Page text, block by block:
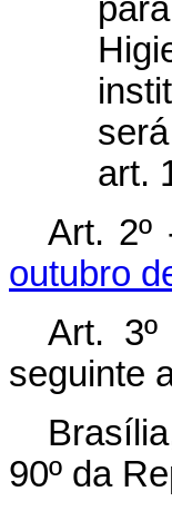
art.
Art. 2º
outubro
Art.
seguinte
90º da